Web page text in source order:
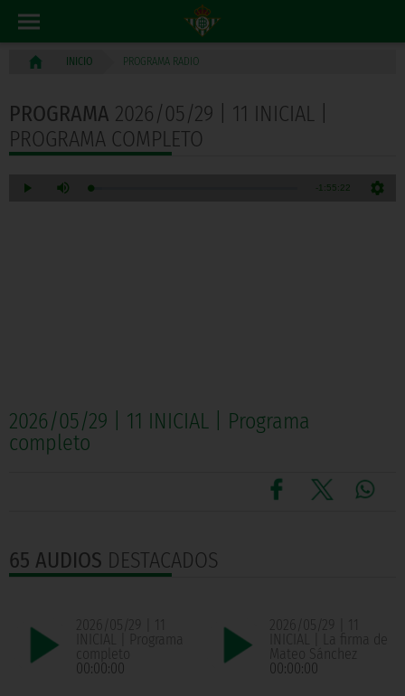
INICIO PROGRAMA RADIO
PROGRAMA 2026/05/29 | 11 INICIAL |
PROGRAMA COMPLETO
2026/05/29 | 11 INICIAL | Programa
completo
65 AUDIOS DESTACADOS
2026/05/29 | 11
INICIAL | Programa
completo
00:00:00
2026/05/29 | 11
INICIAL | La firma de
Mateo Sánchez
00:00:00